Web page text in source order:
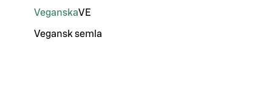
VeganskaVE
Vegansk semla